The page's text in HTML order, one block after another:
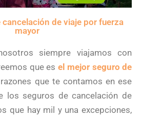
de viaje por fuerza
mayor
siempre viajamos con
que es el mejor seguro de
que te contamos en ese
los seguros de cancelación de
que hay mil y una excepciones,